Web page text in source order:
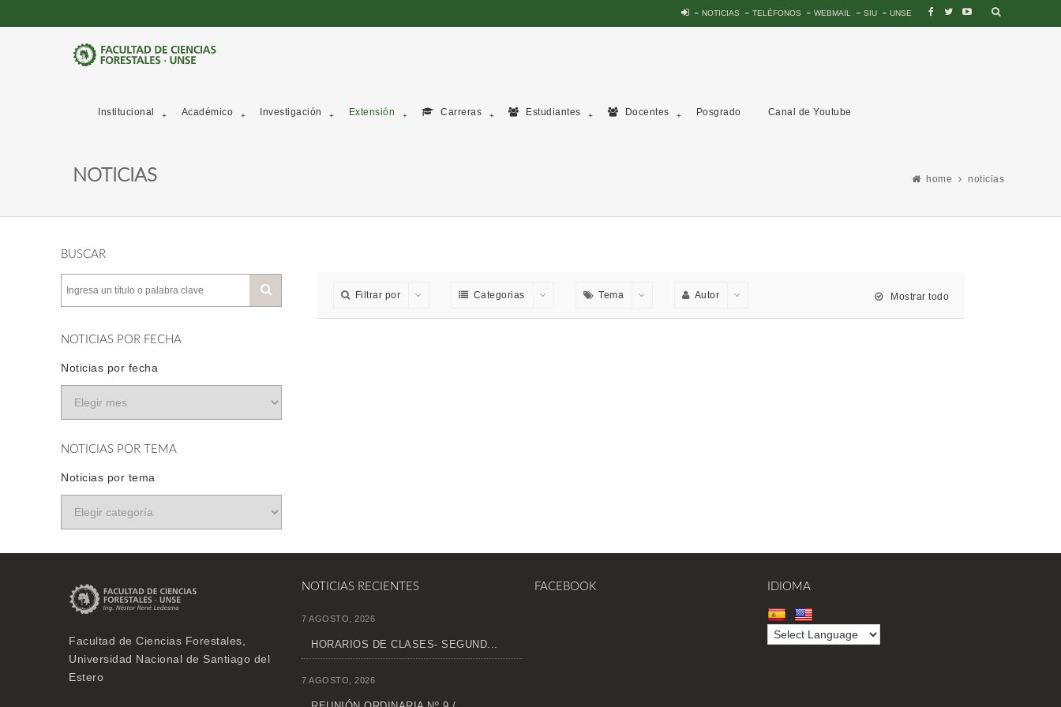
NOTICIAS TELÉFONOS WEBMAIL SIU UNSE
Institucional Académico Investigación Extensión Carreras Estudiantes Docentes Posgrado Canal de Youtube
NOTICIAS home noticias
BUSCAR
NOTICIAS POR FECHA
Noticias por fecha
NOTICIAS POR TEMA
Noticias por tema
Filtrar por Categorias Tema Autor Mostrar todo
Facultad de Ciencias Forestales,
Universidad Nacional de Santiago del
Estero
NOTICIAS RECIENTES
7 AGOSTO, 2026
HORARIOS DE CLASES- SEGUND...
7 AGOSTO, 2026
FACEBOOK IDIOMA